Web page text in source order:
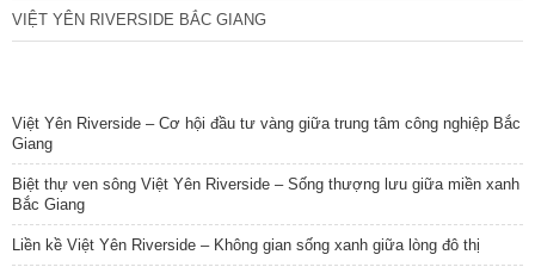
VIỆT YÊN RIVERSIDE BẮC GIANG
Việt Yên Riverside – Cơ hội đầu tư vàng giữa trung tâm công nghiệp Bắc
Giang
Biệt thự ven sông Việt Yên Riverside – Sống thượng lưu giữa miền xanh
Bắc Giang
Liền kề Việt Yên Riverside – Không gian sống xanh giữa lòng đô thị